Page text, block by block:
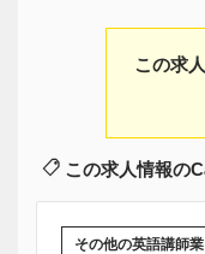
この求
この求人情報の
その他の英語講師業